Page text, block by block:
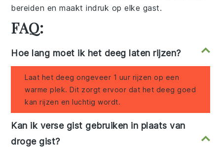
bereiden en maakt indruk op elke gast.
FAQ:
Hoe lang moet ik het deeg laten rijzen?
Laat het deeg ongeveer 1 uur rijzen op een
warme plek. Dit zorgt ervoor dat het deeg goed
kan rijzen en luchtig wordt.
Kan ik verse gist gebruiken in plaats van
droge gist?